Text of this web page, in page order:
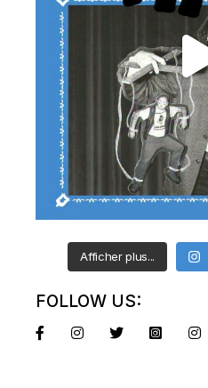
Afficher plus...
FOLLOW US: